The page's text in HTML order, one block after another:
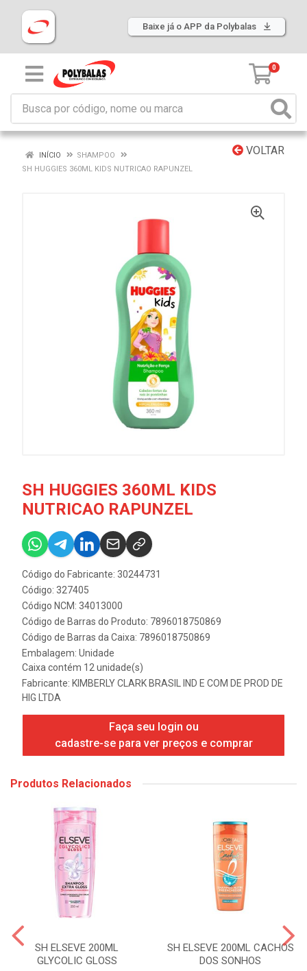
Baixe já o APP da Polybalas
0
VOLTAR
INÍCIO
SHAMPOO
SH HUGGIES 360ML KIDS NUTRICAO RAPUNZEL
SH HUGGIES 360ML KIDS
NUTRICAO RAPUNZEL
Código do Fabricante: 30244731
Código: 327405
Código NCM: 34013000
Código de Barras do Produto: 7896018750869
Código de Barras da Caixa: 7896018750869
Embalagem: Unidade
Caixa contém 12 unidade(s)
Fabricante: KIMBERLY CLARK BRASIL IND E COM DE PROD DE
HIG LTDA
Faça seu login ou
cadastre-se para ver preços e comprar
Produtos Relacionados
SH ELSEVE 200ML
GLYCOLIC GLOSS
SH ELSEVE 200ML CACHOS
DOS SONHOS